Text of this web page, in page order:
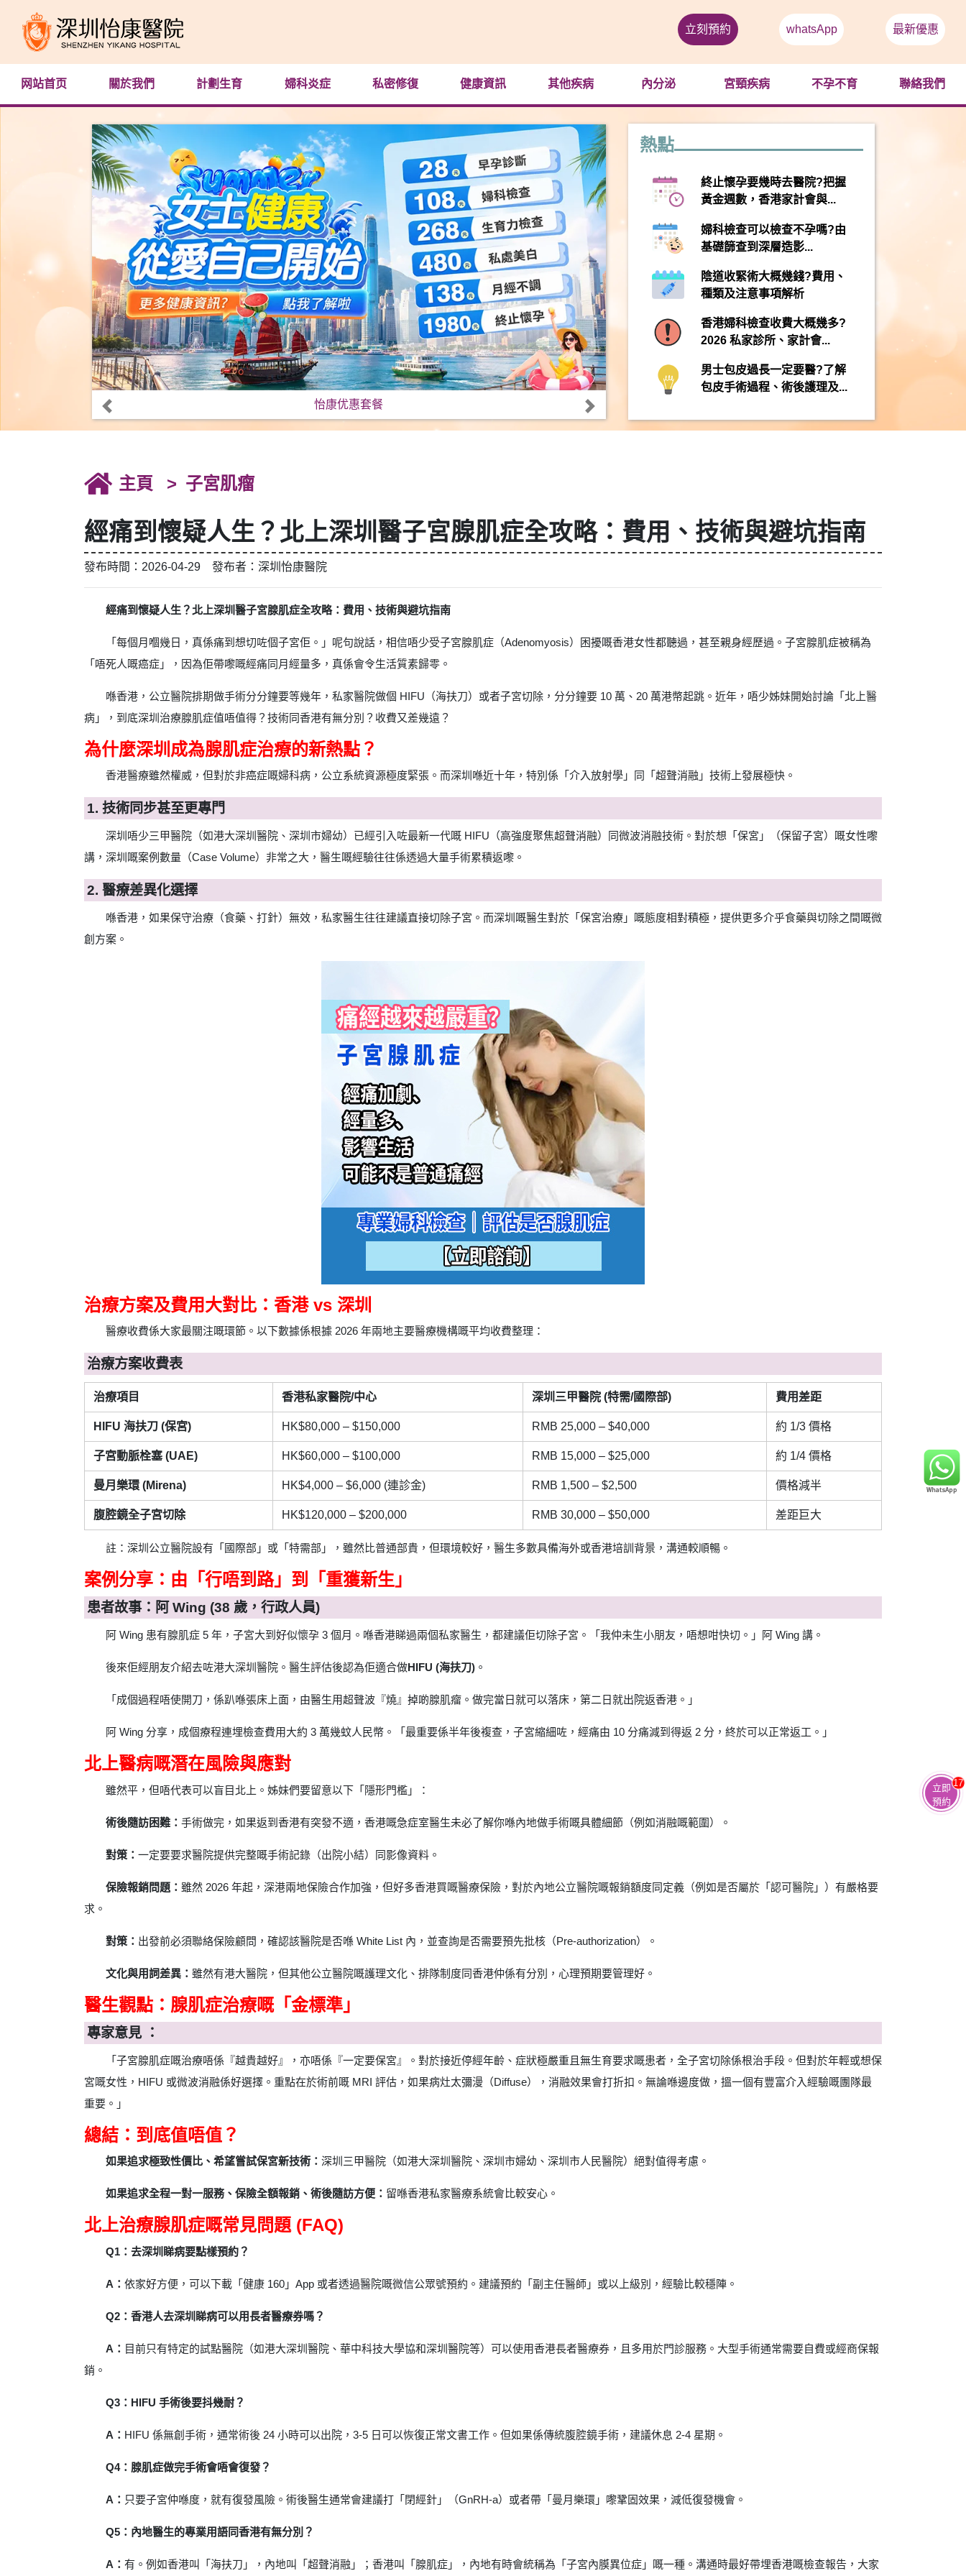
立刻預約 whatsApp 最新優惠
网站首页 關於我們 計劃生育 婦科炎症 私密修復 健康資訊 其他疾病 內分泌 宮頸疾病 不孕不育 聯絡我們
怡康优惠套餐
熱點
終止懷孕要幾時去醫院?把握
黃金週數，香港家計會與...
婦科檢查可以檢查不孕嗎?由
基礎篩查到深層造影...
陰道收緊術大概幾錢?費用、
種類及注意事項解析
香港婦科檢查收費大概幾多?
2026 私家診所、家計會...
男士包皮過長一定要醫?了解
包皮手術過程、術後護理及...
主頁 子宮肌瘤
經痛到懷疑人生？北上深圳醫子宮腺肌症全攻略：費用、技術與避坑指南
發布時間：2026-04-29 發布者：深圳怡康醫院
經痛到懷疑人生？北上深圳醫子宮腺肌症全攻略：費用、技術與避坑指南
「每個月嗰幾日，真係痛到想切咗個子宮佢。」呢句說話，相信唔少受子宮腺肌症（Adenomyosis）困擾嘅香港女性都聽過，甚至親身經歷過。子宮腺肌症被稱為
「唔死人嘅癌症」，因為佢帶嚟嘅經痛同月經量多，真係會令生活質素歸零。
喺香港，公立醫院排期做手術分分鐘要等幾年，私家醫院做個 HIFU（海扶刀）或者子宮切除，分分鐘要 10 萬、20 萬港幣起跳。近年，唔少姊妹開始討論「北上醫
病」，到底深圳治療腺肌症值唔值得？技術同香港有無分別？收費又差幾遠？
為什麼深圳成為腺肌症治療的新熱點？
香港醫療雖然權威，但對於非癌症嘅婦科病，公立系統資源極度緊張。而深圳喺近十年，特別係「介入放射學」同「超聲消融」技術上發展極快。
1. 技術同步甚至更專門
深圳唔少三甲醫院（如港大深圳醫院、深圳市婦幼）已經引入咗最新一代嘅 HIFU（高強度聚焦超聲消融）同微波消融技術。對於想「保宮」（保留子宮）嘅女性嚟
講，深圳嘅案例數量（Case Volume）非常之大，醫生嘅經驗往往係透過大量手術累積返嚟。
2. 醫療差異化選擇
喺香港，如果保守治療（食藥、打針）無效，私家醫生往往建議直接切除子宮。而深圳嘅醫生對於「保宮治療」嘅態度相對積極，提供更多介乎食藥與切除之間嘅微
創方案。
治療方案及費用大對比：香港 vs 深圳
醫療收費係大家最關注嘅環節。以下數據係根據 2026 年兩地主要醫療機構嘅平均收費整理：
治療方案收費表
治療項目 香港私家醫院/中心 深圳三甲醫院 (特需/國際部) 費用差距
HIFU 海扶刀 (保宮) HK$80,000 – $150,000 RMB 25,000 – $40,000 約 1/3 價格
子宮動脈栓塞 (UAE) HK$60,000 – $100,000 RMB 15,000 – $25,000 約 1/4 價格
曼月樂環 (Mirena) HK$4,000 – $6,000 (連診金) RMB 1,500 – $2,500 價格減半
腹腔鏡全子宮切除 HK$120,000 – $200,000 RMB 30,000 – $50,000 差距巨大
註：深圳公立醫院設有「國際部」或「特需部」，雖然比普通部貴，但環境較好，醫生多數具備海外或香港培訓背景，溝通較順暢。
案例分享：由「行唔到路」到「重獲新生」
患者故事：阿 Wing (38 歲，行政人員)
阿 Wing 患有腺肌症 5 年，子宮大到好似懷孕 3 個月。喺香港睇過兩個私家醫生，都建議佢切除子宮。「我仲未生小朋友，唔想咁快切。」阿 Wing 講。
後來佢經朋友介紹去咗港大深圳醫院。醫生評估後認為佢適合做HIFU (海扶刀) 。
「成個過程唔使開刀，係趴喺張床上面，由醫生用超聲波『燒』掉啲腺肌瘤。做完當日就可以落床，第二日就出院返香港。」
阿 Wing 分享，成個療程連埋檢查費用大約 3 萬幾蚊人民幣。「最重要係半年後複查，子宮縮細咗，經痛由 10 分痛減到得返 2 分，終於可以正常返工。」
北上醫病嘅潛在風險與應對
雖然平，但唔代表可以盲目北上。姊妹們要留意以下「隱形門檻」：
術後隨訪困難： 手術做完，如果返到香港有突發不適，香港嘅急症室醫生未必了解你喺內地做手術嘅具體細節（例如消融嘅範圍）。
對策： 一定要要求醫院提供完整嘅手術記錄（出院小結）同影像資料。
保險報銷問題： 雖然 2026 年起，深港兩地保險合作加強，但好多香港買嘅醫療保險，對於內地公立醫院嘅報銷額度同定義（例如是否屬於「認可醫院」）有嚴格要
求。
對策： 出發前必須聯絡保險顧問，確認該醫院是否喺 White List 內，並查詢是否需要預先批核（Pre-authorization）。
文化與用詞差異： 雖然有港大醫院，但其他公立醫院嘅護理文化、排隊制度同香港仲係有分別，心理預期要管理好。
醫生觀點：腺肌症治療嘅「金標準」
專家意見 ：
「子宮腺肌症嘅治療唔係『越貴越好』，亦唔係『一定要保宮』。對於接近停經年齡、症狀極嚴重且無生育要求嘅患者，全子宮切除係根治手段。但對於年輕或想保
宮嘅女性，HIFU 或微波消融係好選擇。重點在於術前嘅 MRI 評估，如果病灶太彌漫（Diffuse），消融效果會打折扣。無論喺邊度做，搵一個有豐富介入經驗嘅團隊最
重要。」
總結：到底值唔值？
如果追求極致性價比、希望嘗試保宮新技術： 深圳三甲醫院（如港大深圳醫院、深圳市婦幼、深圳市人民醫院）絕對值得考慮。
如果追求全程一對一服務、保險全額報銷、術後隨訪方便： 留喺香港私家醫療系統會比較安心。
北上治療腺肌症嘅常見問題 (FAQ)
Q1：去深圳睇病要點樣預約？
A： 依家好方便，可以下載「健康 160」App 或者透過醫院嘅微信公眾號預約。建議預約「副主任醫師」或以上級別，經驗比較穩陣。
Q2：香港人去深圳睇病可以用長者醫療券嗎？
A： 目前只有特定的試點醫院（如港大深圳醫院、華中科技大學協和深圳醫院等）可以使用香港長者醫療券，且多用於門診服務。大型手術通常需要自費或經商保報
銷。
Q3：HIFU 手術後要抖幾耐？
A： HIFU 係無創手術，通常術後 24 小時可以出院，3-5 日可以恢復正常文書工作。但如果係傳統腹腔鏡手術，建議休息 2-4 星期。
Q4：腺肌症做完手術會唔會復發？
A： 只要子宮仲喺度，就有復發風險。術後醫生通常會建議打「閉經針」（GnRH-a）或者帶「曼月樂環」嚟鞏固效果，減低復發機會。
Q5：內地醫生的專業用語同香港有無分別？
A： 有。例如香港叫「海扶刀」，內地叫「超聲消融」；香港叫「腺肌症」，內地有時會統稱為「子宮內膜異位症」嘅一種。溝通時最好帶埋香港嘅檢查報告，大家
立即
預約
17